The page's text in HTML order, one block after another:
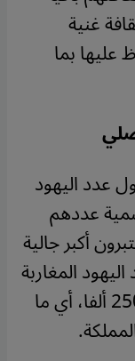
غنية
بما
عدد اليهود
عددهم
أكبر جالية
المغاربة
في أربعينات القرن الماضي يناهز 250 ألفا، أي ما